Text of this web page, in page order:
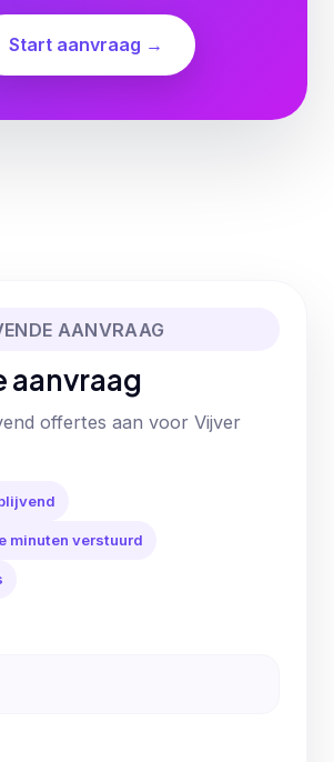
Start aanvraag →
AANVRAAG
aanvraag
offertes aan voor Vijver
minuten verstuurd